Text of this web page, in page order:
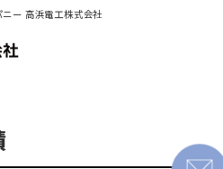
ー 高浜電工株式会社